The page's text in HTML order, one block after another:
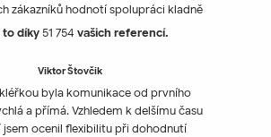
zákazníků hodnotí spolupráci kladně
to díky51 754 vašich referencí.
Viktor Štovčik
byla komunikace od prvního
a přímá. Vzhledem k delšímu času
jsem ocenil flexibilitu při dohodnutí